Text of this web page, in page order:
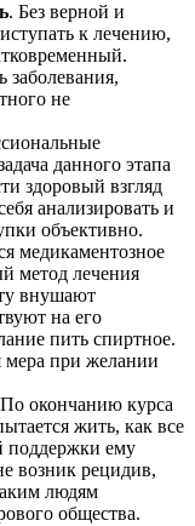
. Без верной и
к лечению,
заболевания,
не
данного этапа
здоровый взгляд
анализировать и
объективно.
медикаментозное
метод лечения
внушают
на его
пить спиртное.
мера при желании
По окончанию курса
жить, как все
поддержки ему
возник рецидив,
людям
общества.